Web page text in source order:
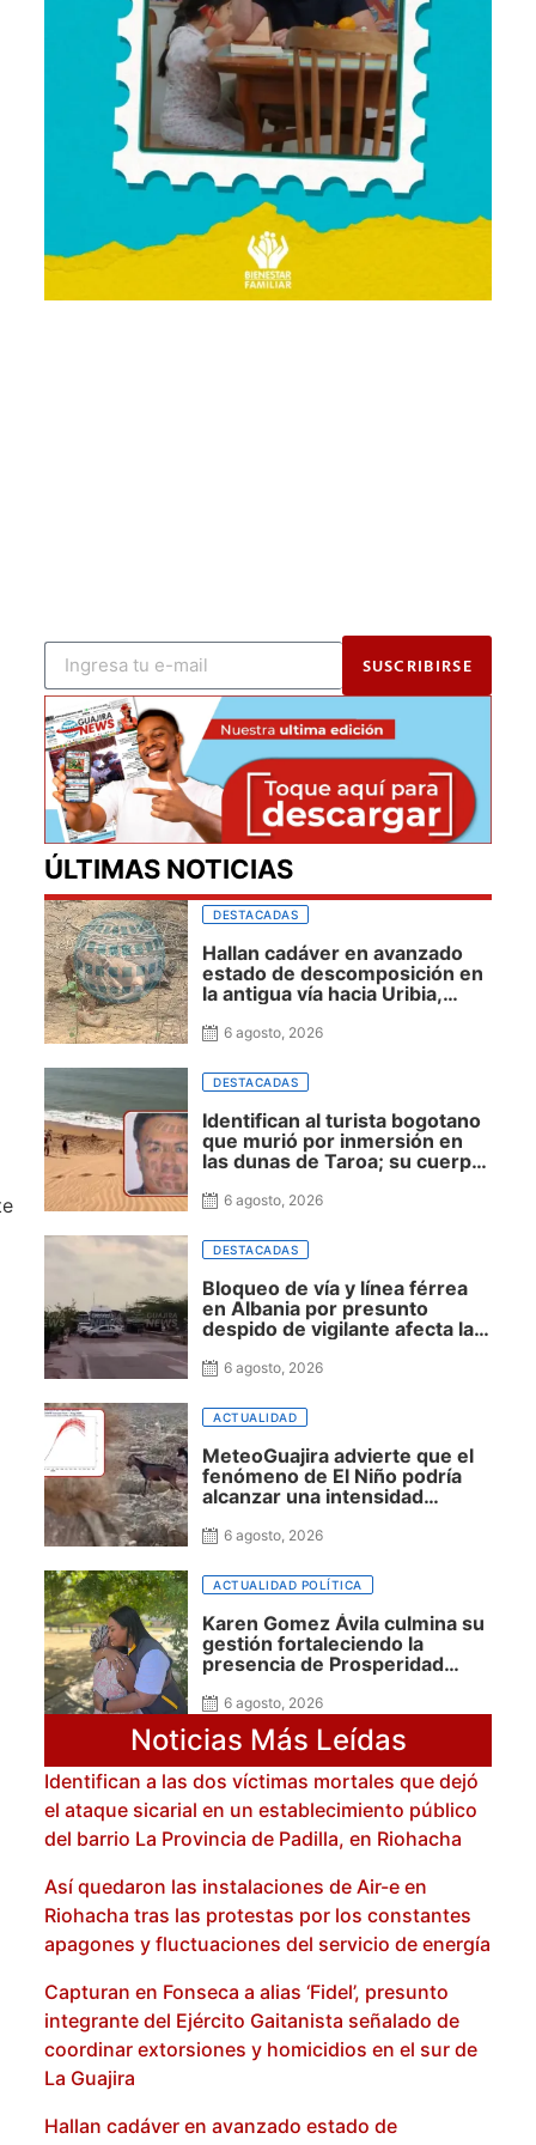
SUSCRIBIRSE
ÚLTIMAS NOTICIAS
DESTACADAS
Hallan cadáver en avanzado
estado de descomposición en
la antigua vía hacia Uribia,
6 agosto, 2026
DESTACADAS
Identifican al turista bogotano
que murió por inmersión en
las dunas de Taroa; su cuerpo
espera de ser trasladado
6 agosto, 2026
DESTACADAS
Bloqueo de vía y línea férrea
en Albania por presunto
despido de vigilante afecta la
Manaure y la Alta Guajira
6 agosto, 2026
ACTUALIDAD
MeteoGuajira advierte que el
fenómeno de El Niño podría
alcanzar una intensidad
hasta 2027
6 agosto, 2026
ACTUALIDAD POLÍTICA
Karen Gomez Ávila culmina su
gestión fortaleciendo la
presencia de Prosperidad
6 agosto, 2026
Noticias Más Leídas
Identifican a las dos víctimas mortales que dejó
el ataque sicarial en un establecimiento público
del barrio La Provincia de Padilla, en Riohacha
Así quedaron las instalaciones de Air-e en
Riohacha tras las protestas por los constantes
apagones y fluctuaciones del servicio de energía
Capturan en Fonseca a alias ‘Fidel’, presunto
integrante del Ejército Gaitanista señalado de
coordinar extorsiones y homicidios en el sur de
La Guajira
Hallan cadáver en avanzado estado de